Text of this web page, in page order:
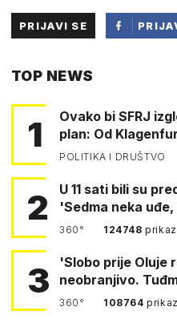
PRIJAVI SE
TOP NEWS
1
Ovako bi SFRJ
plan: Od
POLITIKA I DRUŠTVO
2
U 11 sati bili su pred Kninom. Gotovina:
'Sedma neka
360° 124748
3
'Slobo prije Oluje
neobranjivo.
360° 108764